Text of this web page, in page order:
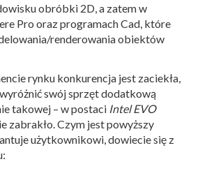
obróbki 2D, a zatem w
Pro oraz programach Cad, które
renderowania obiektów
rynku konkurencja jest zaciekła,
swój sprzęt dodatkową
takowej – w postaci Intel EVO
zabrakło. Czym jest powyższy
użytkownikowi, dowiecie się z